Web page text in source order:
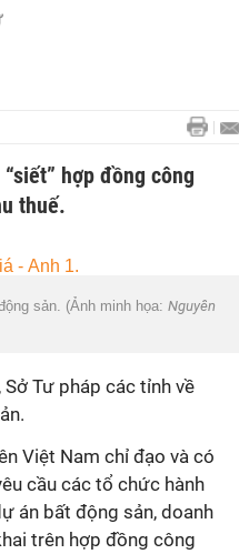
hợp đồng công
thuế.
sản. (Ảnh minh họa: Nguyên
Tư pháp các tỉnh về
Việt Nam chỉ đạo và có
cầu các tổ chức hành
án bất động sản, doanh
trên hợp đồng công